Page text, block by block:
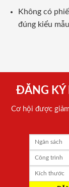
Không có
đúng kiểu
ĐĂNG KÝ
Cơ hội được